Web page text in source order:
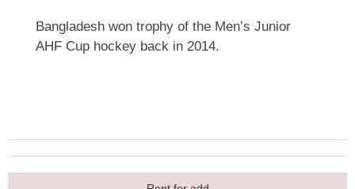
Bangladesh won trophy of the Men’s Junior
AHF Cup hockey back in 2014.